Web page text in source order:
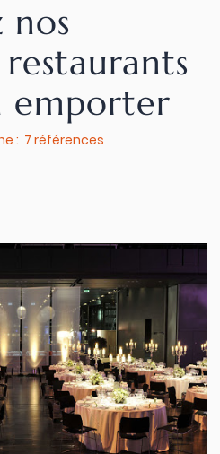
nos
emporter
: 7 références